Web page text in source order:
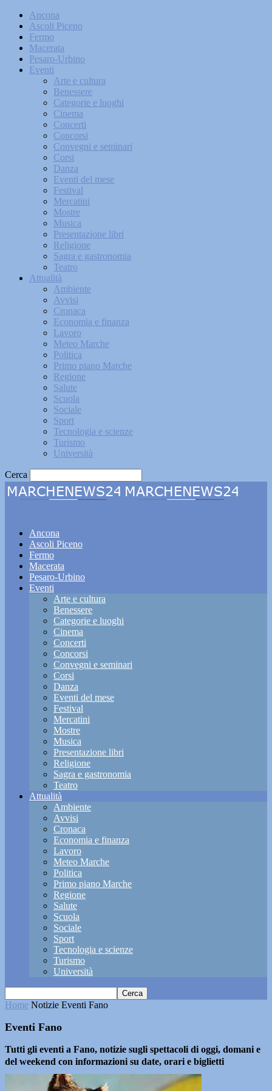
Ancona
Ascoli Piceno
Fermo
Macerata
Pesaro-Urbino
Eventi
Arte e cultura
Benessere
Categorie e luoghi
Cinema
Concerti
Concorsi
Convegni e seminari
Corsi
Danza
Eventi del mese
Festival
Mercatini
Mostre
Musica
Presentazione libri
Religione
Sagra e gastronomia
Teatro
Attualità
Ambiente
Avvisi
Cronaca
Economia e finanza
Lavoro
Meteo Marche
Politica
Primo piano Marche
Regione
Salute
Scuola
Sociale
Sport
Tecnologia e scienze
Turismo
Università
Cerca
Ancona
Ascoli Piceno
Fermo
Macerata
Pesaro-Urbino
Eventi
Arte e cultura
Benessere
Categorie e luoghi
Cinema
Concerti
Concorsi
Convegni e seminari
Corsi
Danza
Eventi del mese
Festival
Mercatini
Mostre
Musica
Presentazione libri
Religione
Sagra e gastronomia
Teatro
Attualità
Ambiente
Avvisi
Cronaca
Economia e finanza
Lavoro
Meteo Marche
Politica
Primo piano Marche
Regione
Salute
Scuola
Sociale
Sport
Tecnologia e scienze
Turismo
Università
Home Notizie Eventi Fano
Eventi Fano
Tutti gli eventi a Fano, notizie sugli spettacoli di oggi, domani e
del weekend con informazioni su date, orari e biglietti